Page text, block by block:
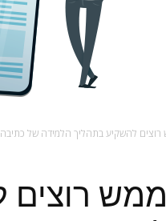
להשקיע בתהליך הלמידה של
רוצים